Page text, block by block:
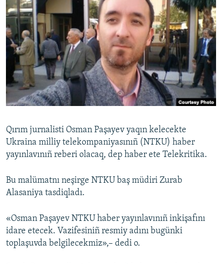
BLOGLAR
FİKİR
Русский
Українською
QOŞULIÑIZ!
RFE/RS bütün saytları
Qırım jurnalisti Osman Paşayev yaqın kelecekte
Ukraina milliy telekompaniyasınıñ (NTKU) haber
yayınlavınıñ reberi olacaq, dep haber ete Telekritika.
Bu malümatnı neşirge NTKU baş müdiri Zurab
Alasaniya tasdiqladı.
«Osman Paşayev NTKU haber yayınlavınıñ inkişafını
idare etecek. Vazifesiniñ resmiy adını bugünki
toplaşuvda belgilecekmiz»,– dedi o.